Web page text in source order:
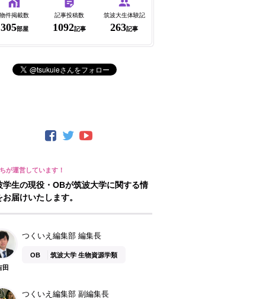
物件掲載数
305部屋
記事投稿数
1092記事
筑波大生体験記
263記事
学生の現役・OBが筑波大学に関する情
お届けいたします。
田
つくいえ編集部 編集長
OB 筑波大学 生物資源学類
つくいえ編集部 副編集長